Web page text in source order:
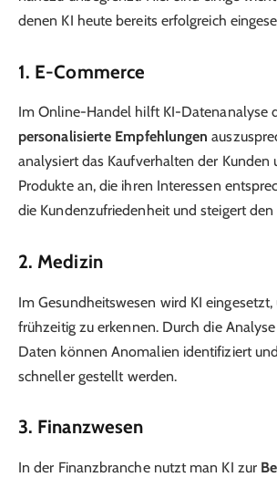
denen KI heute bereits erfolgreich
1. E-Commerce
Im Online-Handel hilft KI-Datenanalyse
personalisierte Empfehlungen
analysiert das Kaufverhalten der Kunden
Produkte an, die ihren Interessen
die Kundenzufriedenheit und steigert
2. Medizin
Im Gesundheitswesen wird KI
frühzeitig zu erkennen. Durch die
Daten können Anomalien identifiziert
schneller gestellt werden.
3. Finanzwesen
In der Finanzbranche nutzt man KI zur